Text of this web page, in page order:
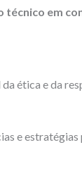
técnico em
da ética e da
e